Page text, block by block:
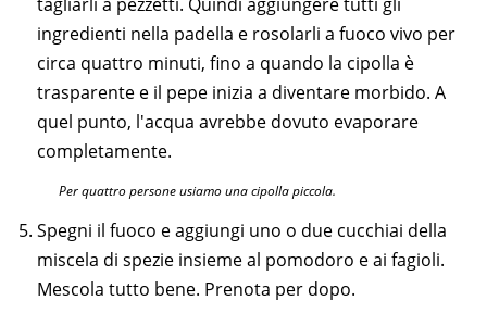
ingredienti nella padella e rosolarli a fuoco vivo per
circa quattro minuti, fino a quando la cipolla è
trasparente e il pepe inizia a diventare morbido. A
quel punto, l'acqua avrebbe dovuto evaporare
completamente.
Per quattro persone usiamo una cipolla piccola.
Spegni il fuoco e aggiungi uno o due cucchiai della
miscela di spezie insieme al pomodoro e ai fagioli.
Mescola tutto bene. Prenota per dopo.